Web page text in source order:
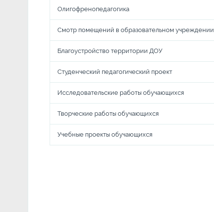
Олигофренопедагогика
Смотр помещений в образовательном учреждении
Благоустройство территории ДОУ
Студенческий педагогический проект
Исследовательские работы обучающихся
Творческие работы обучающихся
Учебные проекты обучающихся